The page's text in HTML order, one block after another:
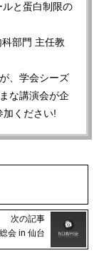
と蛋白制限の
部門 主任教
、学会シーズ
な講演会が企
加ください!
次の記事
会 in 仙台